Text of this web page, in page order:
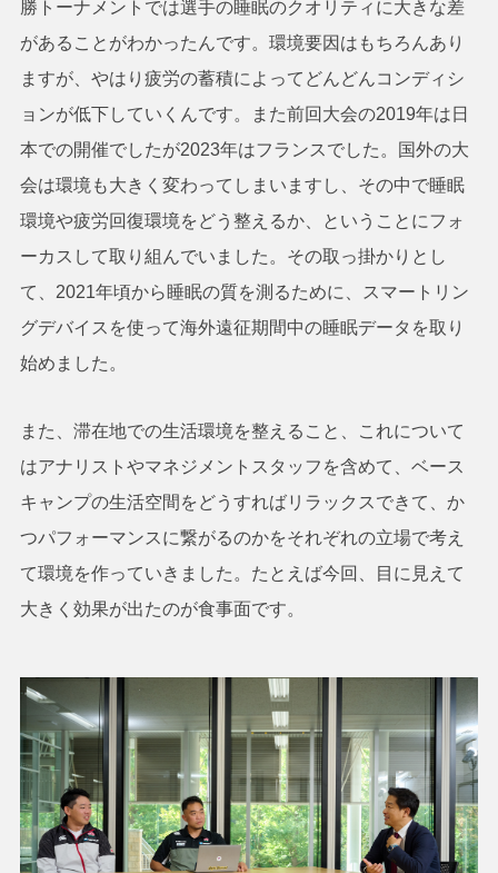
勝トーナメントでは選手の睡眠のクオリティに大きな差
があることがわかったんです。環境要因はもちろんあり
ますが、やはり疲労の蓄積によってどんどんコンディシ
ョンが低下していくんです。また前回大会の2019年は日
本での開催でしたが2023年はフランスでした。国外の大
会は環境も大きく変わってしまいますし、その中で睡眠
環境や疲労回復環境をどう整えるか、ということにフォ
ーカスして取り組んでいました。その取っ掛かりとし
て、2021年頃から睡眠の質を測るために、スマートリン
グデバイスを使って海外遠征期間中の睡眠データを取り
始めました。
また、滞在地での生活環境を整えること、これについて
はアナリストやマネジメントスタッフを含めて、ベース
キャンプの生活空間をどうすればリラックスできて、か
つパフォーマンスに繋がるのかをそれぞれの立場で考え
て環境を作っていきました。たとえば今回、目に見えて
大きく効果が出たのが食事面です。